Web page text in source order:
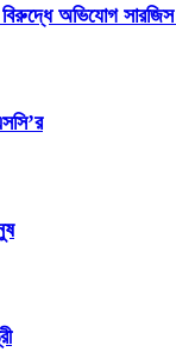
বিরুদ্ধে অভিযোগ